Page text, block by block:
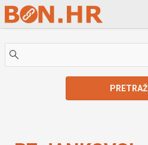
Skip to Main Content
PRETRAŽI